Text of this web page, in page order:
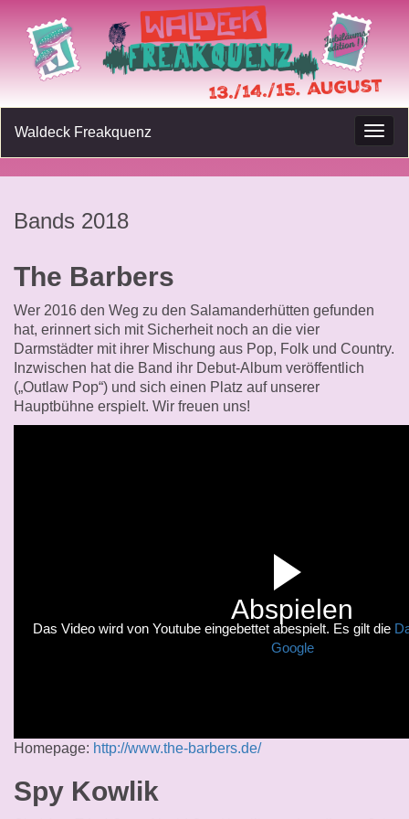
Waldeck Freakquenz
Bands 2018
The Barbers
Wer 2016 den Weg zu den Salamanderhütten gefunden
hat, erinnert sich mit Sicherheit noch an die vier
Darmstädter mit ihrer Mischung aus Pop, Folk und Country.
Inzwischen hat die Band ihr Debut-Album veröffentlich
(„Outlaw Pop“) und sich einen Platz auf unserer
Hauptbühne erspielt. Wir freuen uns!
Abspielen
Das Video wird von Youtube eingebettet abespielt. Es gilt die
Google
Homepage: http://www.the-barbers.de/
Spy Kowlik